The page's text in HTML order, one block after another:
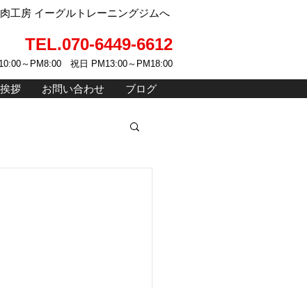
工房 イーグルトレーニングジムへ
TEL.070-6449-6612
～PM8:00 祝日 PM13:00～PM18:00
拶 お問い合わせ ブログ